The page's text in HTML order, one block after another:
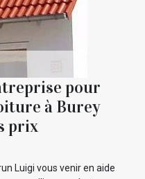
pour
à Burey
prix
Luigi vous venir en aide